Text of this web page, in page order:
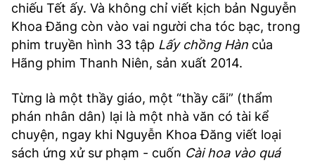
chiếu Tết ấy. Và không chỉ viết kịch bản Nguyễn
Khoa Đăng còn vào vai người cha tóc bạc, trong
phim truyền hình 33 tập Lấy chồng Hàn của
Hãng phim Thanh Niên, sản xuất 2014.
Từng là một thầy giáo, một “thầy cãi” (thẩm
phán nhân dân) lại là một nhà văn có tài kể
chuyện, ngay khi Nguyễn Khoa Đăng viết loại
sách ứng xử sư phạm - cuốn Cài hoa vào quá